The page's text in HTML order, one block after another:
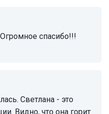
спасибо!!!
Видно, что она горит